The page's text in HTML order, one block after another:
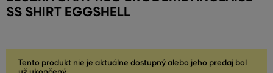
SS SHIRT EGGSHELL
Tento produkt nie je aktuálne dostupný alebo jeho predaj bol